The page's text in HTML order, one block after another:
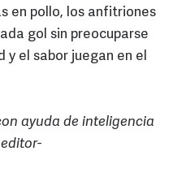
en pollo, los anfitriones
gol sin preocuparse
y el sabor juegan en el
ayuda de inteligencia